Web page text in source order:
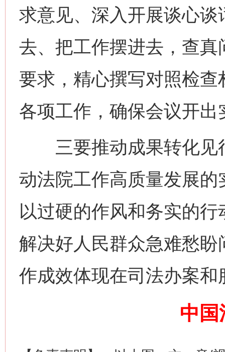
求意见、深入开展谈心
去、把工作摆进去，查
要求，精心撰写对照检
各项工作，确保会议开出
三要推动成果转化见
动法院工作高质量发展
以过硬的作风和务实的
解决好人民群众急难愁
作成效体现在司法办案
中国
网上购药对药下症？